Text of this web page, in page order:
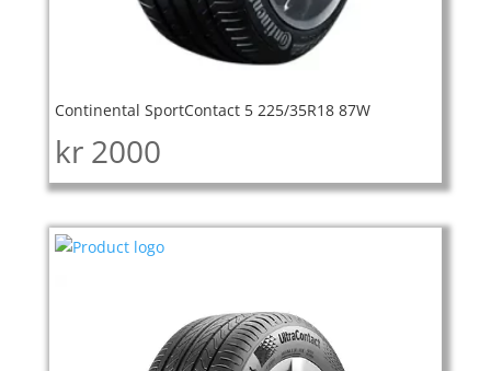
Continental SportContact 5 225/35R18 87W
kr 2000